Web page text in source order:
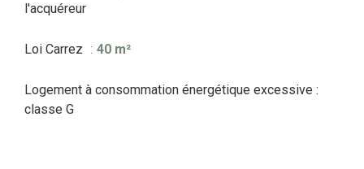
l'acquéreur
Loi Carrez 40 m²
Logement à consommation énergétique excessive :
classe G